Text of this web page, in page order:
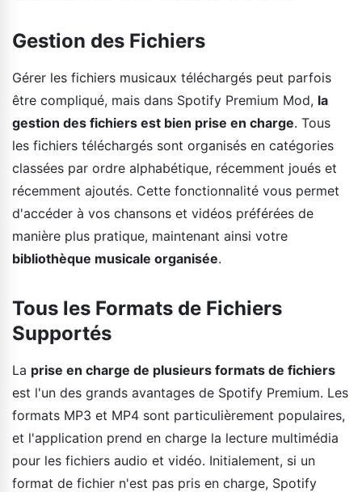
Gestion des Fichiers
Gérer les fichiers musicaux téléchargés peut parfois
être compliqué, mais dans Spotify Premium Mod, la
gestion des fichiers est bien prise en charge. Tous
les fichiers téléchargés sont organisés en catégories
classées par ordre alphabétique, récemment joués et
récemment ajoutés. Cette fonctionnalité vous permet
d'accéder à vos chansons et vidéos préférées de
manière plus pratique, maintenant ainsi votre
bibliothèque musicale organisée.
Tous les Formats de Fichiers
Supportés
La prise en charge de plusieurs formats de fichiers
est l'un des grands avantages de Spotify Premium. Les
formats MP3 et MP4 sont particulièrement populaires,
et l'application prend en charge la lecture multimédia
pour les fichiers audio et vidéo. Initialement, si un
format de fichier n'est pas pris en charge, Spotify